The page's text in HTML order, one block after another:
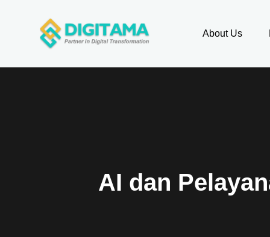
About Us
AI dan